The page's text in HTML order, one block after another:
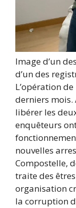
Image d’un
d’un des
L’opération
derniers
libérer les
enquêteurs
nouvelles
Compostelle,
traite des
organisation
la corruption